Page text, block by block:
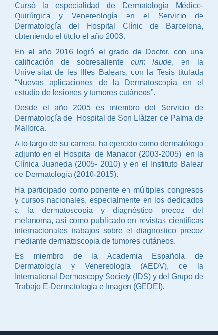
Cursó la especialidad de Dermatología Médico-
Quirúrgica y Venereología en el Servicio de
Dermatología del Hospital Clínic de Barcelona,
obteniendo el título el año 2003.
En el año 2016 logró el grado de Doctor, con una
calificación de sobresaliente cum laude, en la
Universitat de les Illes Balears, con la Tesis titulada
“Nuevas aplicaciones de la Dermatoscopia en el
estudio de lesiones y tumores cutáneos”.
Desde el año 2005 es miembro del Servicio de
Dermatología del Hospital de Son Llàtzer de Palma de
Mallorca.
A lo largo de su carrera, ha ejercido como dermatólogo
adjunto en el Hospital de Manacor (2003-2005), en la
Clínica Juaneda (2005- 2010) y en el Instituto Balear
de Dermatología (2010-2015).
Ha participado como ponente en múltiples congresos
y cursos nacionales, especialmente en los dedicados
a la dermatoscopia y diagnóstico precoz del
melanoma, así como publicado en revistas científicas
internacionales trabajos sobre el diagnostico precoz
mediante dermatoscopia de tumores cutáneos.
Es miembro de la Academia Española de
Dermatología y Venereología (AEDV), de la
International Dermoscopy Society (IDS) y del Grupo de
Trabajo E-Dermatología e Imagen (GEDEI).